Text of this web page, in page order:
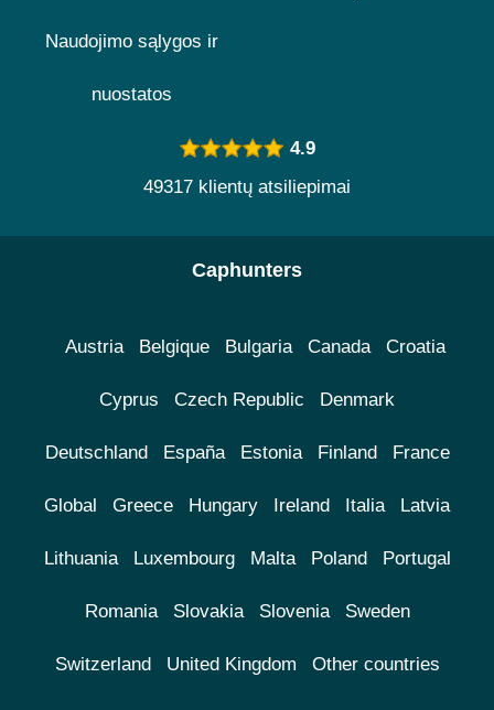
Naudojimo sąlygos ir
nuostatos
4.9
49317 klientų atsiliepimai
Caphunters
Austria Belgique Bulgaria Canada Croatia
Cyprus Czech Republic Denmark
Deutschland España Estonia Finland France
Global Greece Hungary Ireland Italia Latvia
Lithuania Luxembourg Malta Poland Portugal
Romania Slovakia Slovenia Sweden
Switzerland United Kingdom Other countries